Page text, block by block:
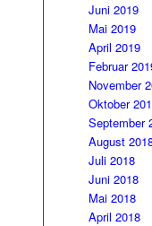
Juni 2019
Mai 2019
April 2019
Februar
November
Oktober
September
August
Juli 2018
Juni 2018
Mai 2018
April 2018